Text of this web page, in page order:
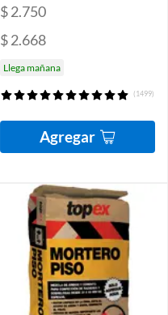
$ 2.750
$ 2.668
Llega mañana
(1499)
Agregar